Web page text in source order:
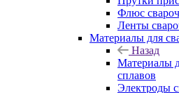
Флюс
Ленты
Материалы для
Назад
Материалы
сплавов
Электроды